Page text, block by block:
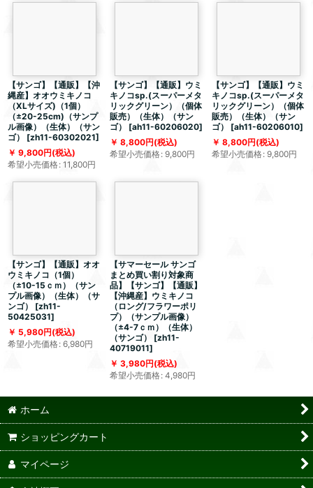
【サンゴ】【通販】【沖
縄産】オオウミキノコ
（XLサイズ)（1個）
（±20-25cm)（サンプ
ル画像）（生体）（サン
ゴ）
[zh11-60302021]
9,800円(税込)
希望小売価格: 11,800円
【サンゴ】【通販】ウミ
キノコsp.(スーパーメタ
リックグリーン）（個体
販売）（生体）（サン
ゴ）
[ah11-60206020]
8,800円(税込)
希望小売価格: 9,800円
【サンゴ】【通販】ウミ
キノコsp.(スーパーメタ
リックグリーン）（個体
販売）（生体）（サン
ゴ）
[ah11-60206010]
8,800円(税込)
希望小売価格: 9,800円
【サンゴ】【通販】オオ
ウミキノコ（1個）
（±10-15ｃｍ）（サン
プル画像）（生体）（サ
ンゴ）
[zh11-
50425031]
5,980円(税込)
希望小売価格: 6,980円
【サマーセール サンゴ
まとめ買い割り対象商
品】【サンゴ】【通販】
【沖縄産】ウミキノコ
（ロング/フラワーポリ
プ）（サンプル画像）
（±4-7ｃｍ）（生体）
（サンゴ）
[zh11-
40719011]
3,980円(税込)
希望小売価格: 4,980円
ホーム
ショッピングカート
マイページ